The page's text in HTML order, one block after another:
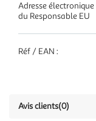
Adresse électronique
du Responsable EU
Réf / EAN :
Avis clients(0)